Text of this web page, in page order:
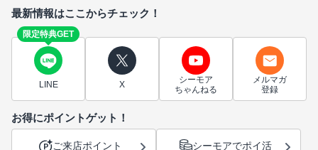
最新情報はここからチェック！
限定特典GET
LINE X
シーモア
ちゃんねる
メルマガ
登録
お得にポイントゲット！
ご来店ポイント シーモアでポイ活